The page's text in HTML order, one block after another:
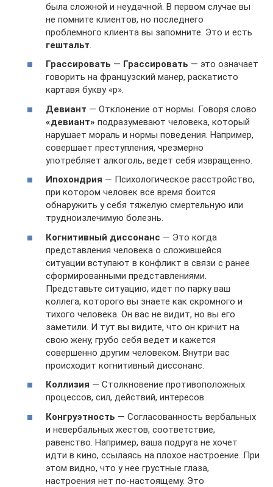
была сложной и неудачной. В первом случае вы
не помните клиентов, но последнего
проблемного клиента вы запомните. Это и есть
гештальт
Грассировать — Грассировать — это означает
говорить на французский манер, раскатисто
картавя букву «р».
Девиант — Отклонение от нормы. Говоря слово
«девиант» подразумевают человека, который
нарушает мораль и нормы поведения. Например,
совершает преступления, чрезмерно
употребляет алкоголь, ведет себя извращенно.
Ипохондрия — Психологическое расстройство,
при котором человек все время боится
обнаружить у себя тяжелую смертельную или
трудноизлечимую болезнь.
Когнитивный диссонанс — Это когда
представления человека о сложившейся
ситуации вступают в конфликт в связи с ранее
сформированными представлениями.
Представьте ситуацию, идет по парку ваш
коллега, которого вы знаете как скромного и
тихого человека. Он вас не видит, но вы его
заметили. И тут вы видите, что он кричит на
свою жену, грубо себя ведет и кажется
совершенно другим человеком. Внутри вас
происходит когнитивный диссонанс.
Коллизия — Столкновение противоположных
процессов, сил, действий, интересов.
Конгруэтность — Согласованность вербальных
и невербальных жестов, соответствие,
равенство. Например, ваша подруга не хочет
идти в кино, ссылаясь на плохое настроение. При
этом видно, что у нее грустные глаза,
настроения нет по-настоящему. Это